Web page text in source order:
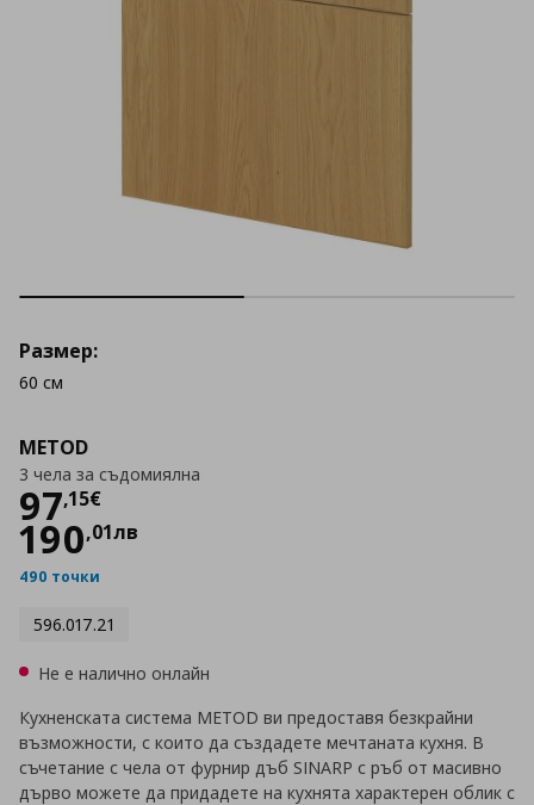
METOD
3 чела за съдомиялна
97,15€
Цена
190,01лв
490 точки
596.017.21
Размер:
60 см
Не е налично онлайн
Кухненската система METOD ви предоставя безкрайни
възможности, с които да създадете мечтаната кухня. В
съчетание с чела от фурнир дъб SINARP с ръб от масивно
дърво можете да придадете на кухнята характерен облик с